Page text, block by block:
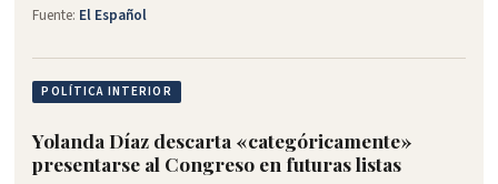
Fuente: El Español
POLÍTICA INTERIOR
Yolanda Díaz descarta «categóricamente»
presentarse al Congreso en futuras listas